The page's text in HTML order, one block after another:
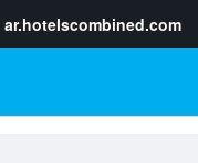
ar.hotelscombined.com